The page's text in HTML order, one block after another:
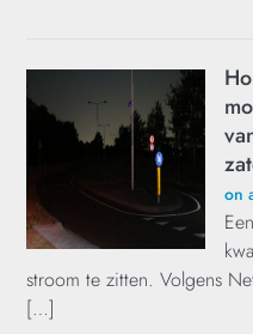
on
stroom te zitten. Volgens
[…]